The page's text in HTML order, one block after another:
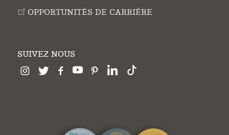
OPPORTUNITÉS DE CARRIÈRE
SUIVEZ NOUS